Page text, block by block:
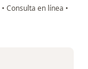
• Consulta en línea •